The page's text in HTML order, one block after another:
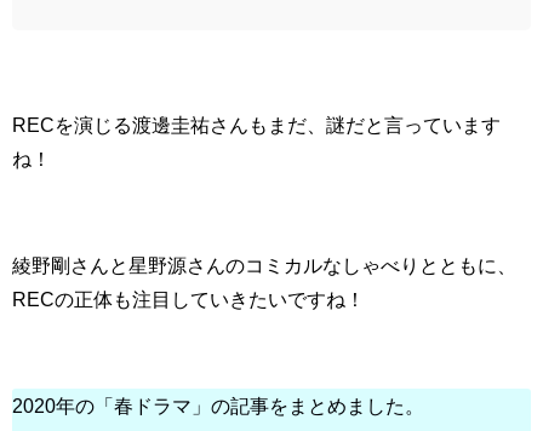
RECを演じる渡邊圭祐さんもまだ、謎だと言っています
ね！
綾野剛さんと星野源さんのコミカルなしゃべりとともに、
RECの正体も注目していきたいですね！
2020年の「春ドラマ」の記事をまとめました。